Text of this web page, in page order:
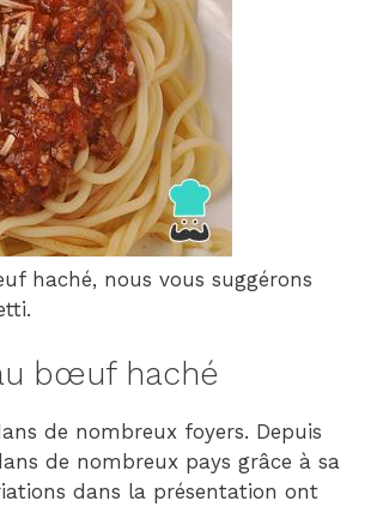
haché, nous vous suggérons
bœuf haché
de nombreux foyers. Depuis
de nombreux pays grâce à sa
dans la présentation ont